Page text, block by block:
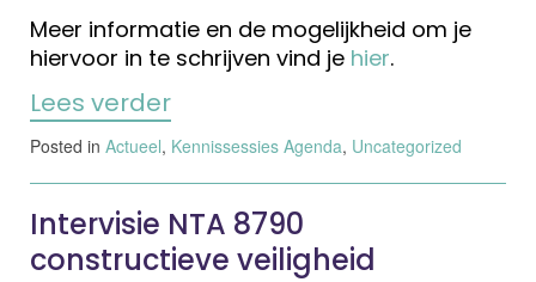
Meer informatie en de mogelijkheid om je
hiervoor in te schrijven vind je hier.
Lees verder
Posted in Actueel, Kennissessies Agenda, Uncategorized
Intervisie NTA 8790
constructieve veiligheid